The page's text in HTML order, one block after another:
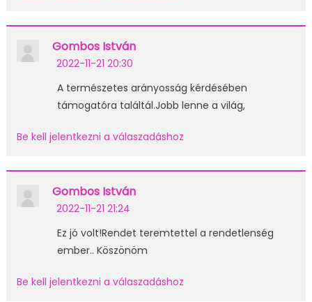
Gombos István
2022-11-21 20:30
A természetes arányosság kérdésében
támogatóra találtál.Jobb lenne a világ,
Be kell jelentkezni a válaszadáshoz
Gombos István
2022-11-21 21:24
Ez jó volt!Rendet teremtettel a rendetlenség
ember.. Köszönöm
Be kell jelentkezni a válaszadáshoz